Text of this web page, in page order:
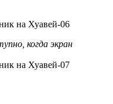
когда экран